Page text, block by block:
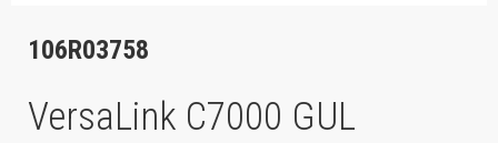
106R03758
VersaLink C7000 GUL